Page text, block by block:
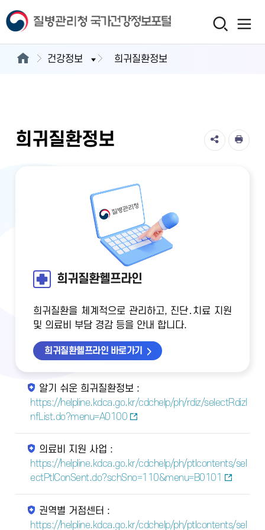
건강정보 희귀질환정보
희귀질환정보
희귀질환헬프라인
희귀질환을 체계적으로 관리하고, 진단․치료 지원
및 의료비 부담 경감 등을 안내 합니다.
희귀질환헬프라인 바로가기
알기 쉬운 희귀질환정보 :
https://helpline.kdca.go.kr/cdchelp/ph/rdiz/selectRdizI
nfList.do?menu=A0100
의료비 지원 사업 :
https://helpline.kdca.go.kr/cdchelp/ph/ptlcontents/sel
ectPtlConSent.do?schSno=110&menu=B0101
권역별 거점센터 :
https://helpline.kdca.go.kr/cdchelp/ph/ptlcontents/sel